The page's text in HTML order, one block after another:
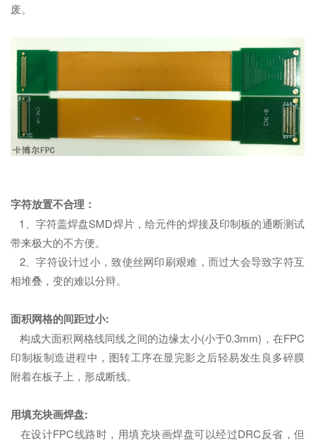
废。
字符放置不合理：
1、字符盖焊盘SMD焊片，给元件的焊接及印制板的通断测试
带来极大的不方便。
2、字符设计过小，致使丝网印刷艰难，而过大会导致字符互
相堆叠，变的难以分辩。
面积网格的间距过小:
构成大面积网格线同线之间的边缘太小(小于0.3mm)，在FPC
印制板制造进程中，图转工序在显完影之后轻易发生良多碎膜
附着在板子上，形成断线。
用填充块画焊盘:
在设计FPC线路时，用填充块画焊盘可以经过DRC反省，但